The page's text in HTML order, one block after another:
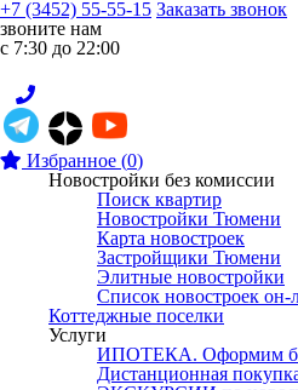
+7 (3452) 55-55-15 Заказать звонок
звоните нам
с 7:30 до 22:00
Избранное (0)
Новостройки без комиссии
Поиск квартир
Новостройки Тюмени
Карта новостроек
Застройщики Тюмени
Элитные новостройки
Список новостроек он-
Коттеджные поселки
Услуги
ИПОТЕКА. Оформим
Дистанционная